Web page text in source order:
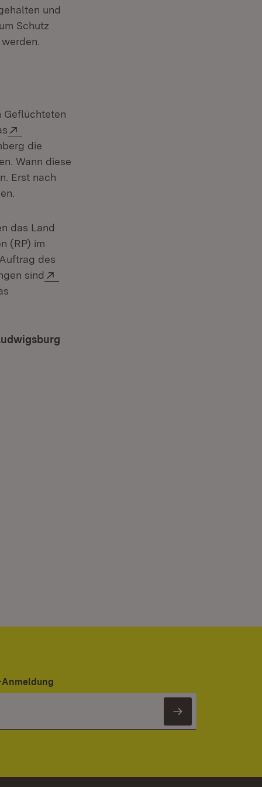
und
Schutz
Geflüchteten
die
Wann diese
Erst nach
das Land
(RP) im
des
sind
Newsletter